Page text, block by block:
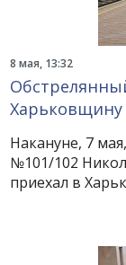
8 мая, 13:32
Харьковщину
Накануне, 7
№101/102
приехал в